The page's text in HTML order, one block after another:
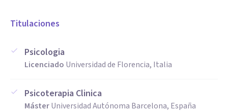
Titulaciones
Psicologia
Licenciado Universidad de Florencia, Italia
Psicoterapia Clinica
MásterUniversidad Autónoma Barcelona, España